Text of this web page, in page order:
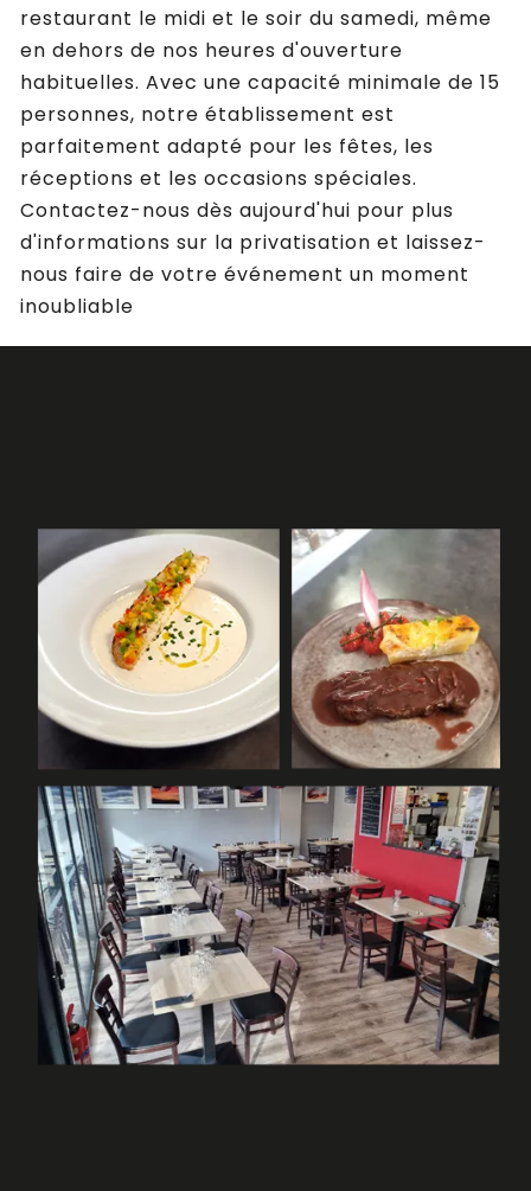
restaurant le midi et le soir du samedi, même
en dehors de nos heures d'ouverture
habituelles. Avec une capacité minimale de 15
personnes, notre établissement est
parfaitement adapté pour les fêtes, les
réceptions et les occasions spéciales.
Contactez-nous dès aujourd'hui pour plus
d'informations sur la privatisation et laissez-
nous faire de votre événement un moment
inoubliable